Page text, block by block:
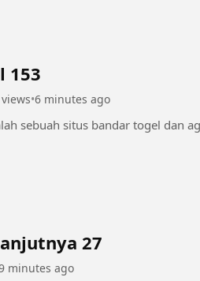
153
•6 minutes ago
sebuah situs bandar togel dan
27
minutes ago